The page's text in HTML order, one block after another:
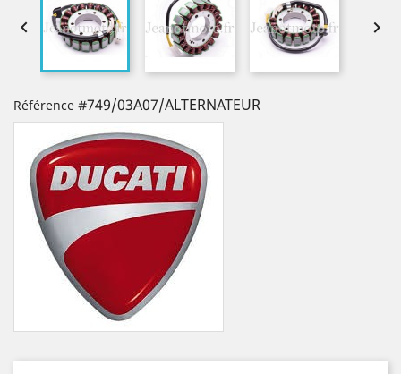
 
Référence #749/03A07/ALTERNATEUR